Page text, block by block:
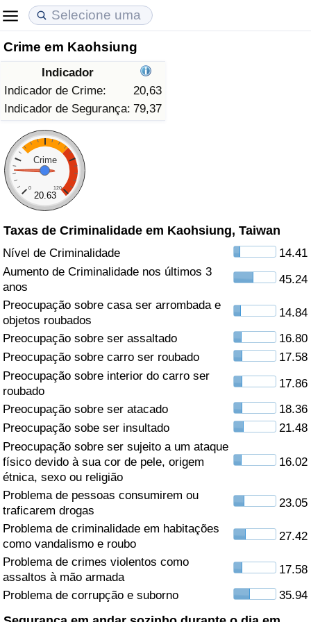
Crime em Kaohsiung
Indicador
Indicador de Crime:
20,63
Indicador de Segurança: 79,37
Crime
0 120
20.63
Taxas de Criminalidade em Kaohsiung, Taiwan
Nível de Criminalidade
14.41
Aumento de Criminalidade nos últimos 3
anos
45.24
Preocupação sobre casa ser arrombada e
objetos roubados
14.84
Preocupação sobre ser assaltado
16.80
Preocupação sobre carro ser roubado
17.58
Preocupação sobre interior do carro ser
roubado
17.86
Preocupação sobre ser atacado
18.36
Preocupação sobe ser insultado
21.48
Preocupação sobre ser sujeito a um ataque
físico devido à sua cor de pele, origem
étnica, sexo ou religião
16.02
Problema de pessoas consumirem ou
traficarem drogas
23.05
Problema de criminalidade em habitações
como vandalismo e roubo
27.42
Problema de crimes violentos como
assaltos à mão armada
17.58
Problema de corrupção e suborno
35.94
Custo de Vida
Indicador de Custo de Vida (Atual)
Indicador de Custo de Vida
Indicador de Custo de Vida Por País
em Aqaba
Preços de Imóveis
Indicador de Preços de Imóveis (Atual)
Indicador de Preços de Imóveis
Indicador de Preços de Imóveis por País
Qualidade de Vida
Indicador de Qualidade de Vida
Indicador de Qualidade de Vida (Atual)
Índice de qualidade de vida por país
Crime
Taxa do Indicador de Crime (Atual)
Indicador de Crime
Índice de criminalidade por país
Saúde
Indicador de Saúde (Atual)
Indicador de Saúde
Indicador de Saúde por País
Poluição
Indicador de Poluição (Atual)
Índice de poluição
Indicador de Poluição por País
Trânsito